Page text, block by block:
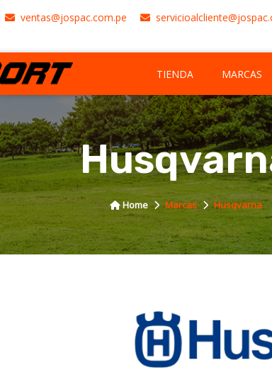
ventas@jospac.com.pe
TIENDA MARCAS
Home Marcas Husqvarna